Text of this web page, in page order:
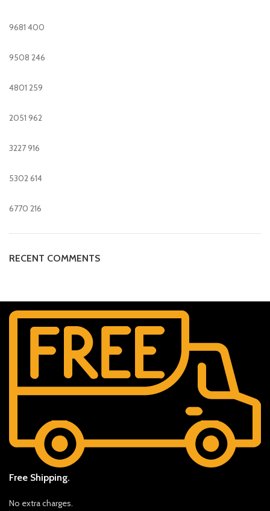
9681 400
9508 246
4801 259
2051 962
3227916
5302614
6770 216
RECENT COMMENTS
Free Shipping.
No extra charges.